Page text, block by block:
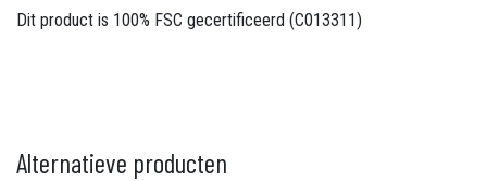
Dit product is 100% FSC gecertificeerd (C013311)
Alternatieve producten